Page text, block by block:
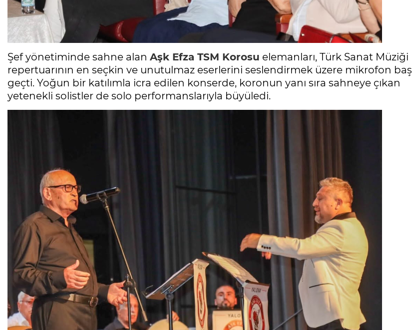
Şef yönetiminde sahne alan Aşk Efza TSM Korosu elemanları, Türk Sanat Müziği
repertuarının en seçkin ve unutulmaz eserlerini seslendirmek üzere mikrofon
geçti. Yoğun bir katılımla icra edilen konserde, koronun yanı sıra sahneye çıkan
yetenekli solistler de solo performanslarıyla büyüledi.